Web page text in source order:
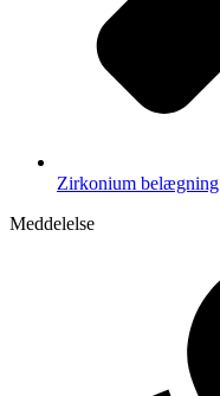
Zirkonium belægning
Meddelelse